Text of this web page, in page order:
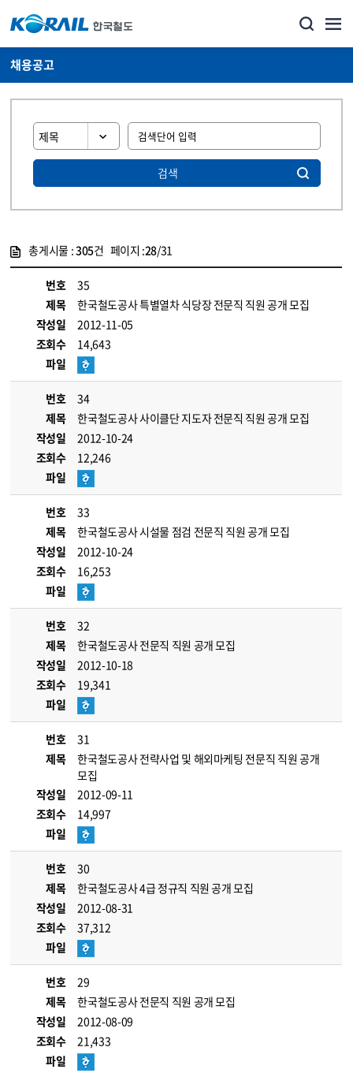
채용공고
검색
총게시물 :305건 페이지 :28/31
번호
35
제목
한국철도공사 특별열차 식당장 전문직 직원 공개 모집
작성일
2012-11-05
조회수
14,643
파일
번호
34
제목
한국철도공사 사이클단 지도자 전문직 직원 공개 모집
작성일
2012-10-24
조회수
12,246
파일
번호
33
제목
한국철도공사 시설물 점검 전문직 직원 공개 모집
작성일
2012-10-24
조회수
16,253
파일
번호
32
제목
한국철도공사 전문직 직원 공개 모집
작성일
2012-10-18
조회수
19,341
파일
번호
31
제목
한국철도공사 전략사업 및 해외마케팅 전문직 직원 공개
모집
작성일
2012-09-11
조회수
14,997
파일
번호
30
제목
한국철도공사 4급 정규직 직원 공개 모집
작성일
2012-08-31
조회수
37,312
파일
번호
29
제목
한국철도공사 전문직 직원 공개 모집
작성일
2012-08-09
조회수
21,433
파일